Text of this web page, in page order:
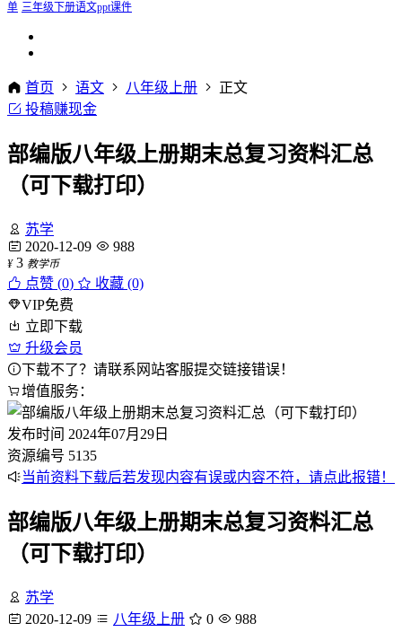
单 三年级下册语文ppt课件
首页 语文 八年级上册
正文
投稿赚现金
部编版八年级上册期末总复习资料汇总
（可下载打印）
苏学
2020-12-09
988
¥ 3 教学币
点赞 (0)
收藏 (0)
VIP免费
立即下载
升级会员
下载不了？请联系网站客服提交链接错误！
增值服务：
发布时间 2024年07月29日
资源编号 5135
当前资料下载后若发现内容有误或内容不符，请点此报错！
部编版八年级上册期末总复习资料汇总
（可下载打印）
苏学
2020-12-09
八年级上册 0
988